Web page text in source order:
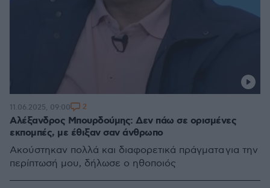
Αλέξανδρος Μπουρδούμης: Δεν πάω σε ορισμένες
εκπομπές, με έθιξαν σαν άνθρωπο
Ακούστηκαν πολλά και διαφορετικά πράγματα για την
περίπτωσή μου, δήλωσε ο ηθοποιός
11.06.2025, 09:00 2